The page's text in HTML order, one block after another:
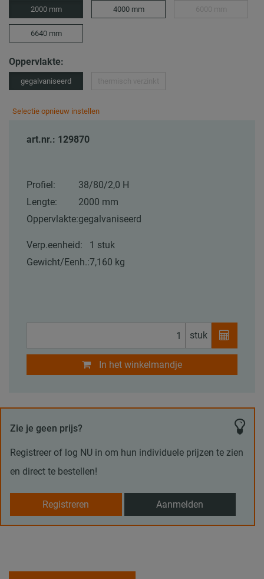
2000 mm 4000 mm
6640 mm
Oppervlakte:
gegalvaniseerd
Selectie opnieuw instellen
art.nr.: 129870
Profiel:
38/80/2,0 H
Lengte:
2000 mm
Oppervlakte:gegalvaniseerd
Verp.eenheid:
1 stuk
Gewicht/Eenh.:7,160 kg
stuk
In het winkelmandje
Zie je geen prijs?
Registreer of log NU in om hun individuele prijzen te zien
en direct te bestellen!
Registreren Aanmelden